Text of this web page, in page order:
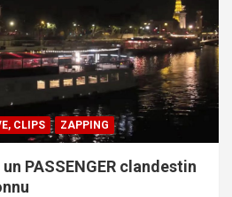
CLIPS ZAPPING
un PASSENGER clandestin